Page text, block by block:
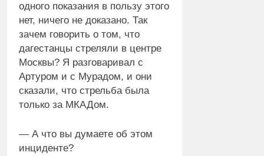
одного показания в пользу этого
нет, ничего не доказано. Так
зачем говорить о том, что
дагестанцы стреляли в центре
Москвы? Я разговаривал с
Артуром и с Мурадом, и они
сказали, что стрельба была
только за МКАДом.
— А что вы думаете об этом
инциденте?